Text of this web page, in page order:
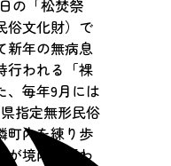
の「松焚祭
俗文化財）で
新年の無病息
行われる「裸
、毎年9月には
指定無形民俗
町内を練り歩
が境内で行わ